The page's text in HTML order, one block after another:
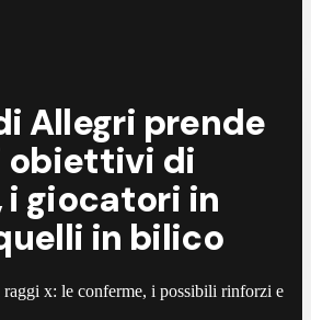
Allegri prende
obiettivi di
giocatori in
in bilico
raggi x: le conferme, i possibili rinforzi e